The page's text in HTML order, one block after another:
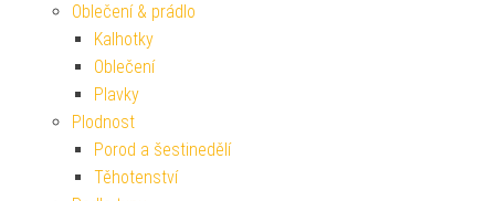
Oblečení & prádlo
Kalhotky
Oblečení
Plavky
Plodnost
Porod a šestinedělí
Těhotenství